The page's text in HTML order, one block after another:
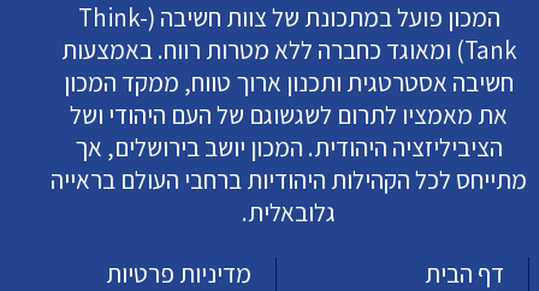
המכון פועל במתכונת של צוות חשיבה (Think-
Tank) ומאוגד כחברה ללא מטרות רווח. באמצעות
חשיבה אסטרטגית ותכנון ארוך טווח, ממקד המכון
את מאמציו לתרום לשגשוגם של העם היהודי ושל
הציביליזציה היהודית. המכון יושב בירושלים, אך
מתייחס לכל הקהילות היהודיות ברחבי העולם בראייה
גלובאלית.
דף הבית
מדיניות פרטיות